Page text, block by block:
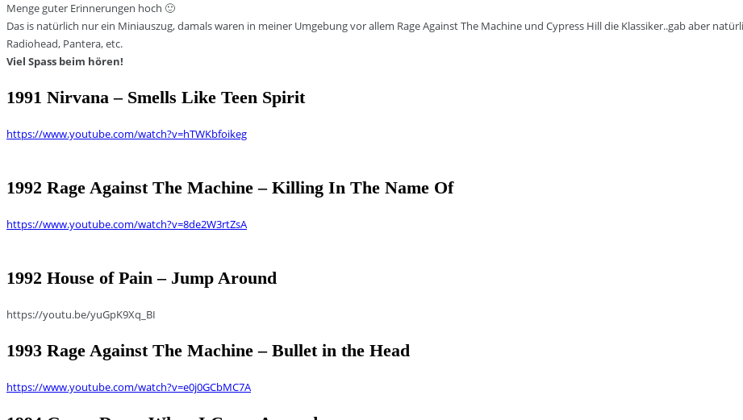
Menge guter Erinnerungen hoch 🙂
Das is natürlich nur ein Miniauszug, damals waren in meiner Umgebung vor allem Rage Against The Machine und Cypress Hill die Klassiker..gab aber
Radiohead, Pantera, etc.
Viel Spass beim hören!
1991 Nirvana – Smells Like Teen Spirit
https://www.youtube.com/watch?v=hTWKbfoikeg
1992 Rage Against The Machine – Killing In The Name Of
https://www.youtube.com/watch?v=8de2W3rtZsA
1992 House of Pain – Jump Around
https://youtu.be/yuGpK9Xq_BI
1993 Rage Against The Machine – Bullet in the Head
https://www.youtube.com/watch?v=e0j0GCbMC7A